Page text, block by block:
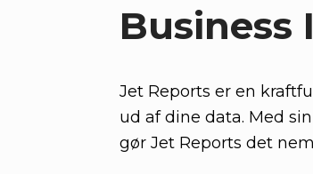
Jet Reports er en
ud af dine data. Med
gør Jet Reports det